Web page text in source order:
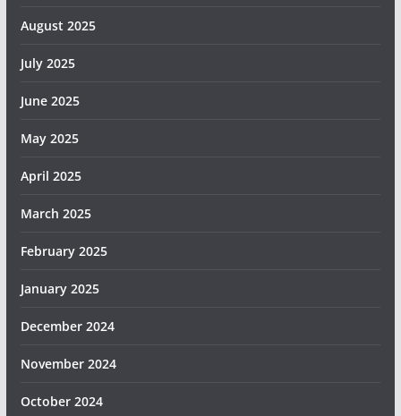
August 2025
July 2025
June 2025
May 2025
April 2025
March 2025
February 2025
January 2025
December 2024
November 2024
October 2024